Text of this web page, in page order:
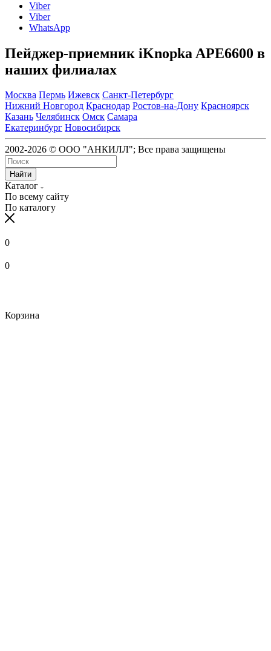
Viber
Viber
WhatsApp
Пейджер-приемник iKnopka APE6600 в
наших филиалах
Москва Пермь Ижевск Санкт-Петербург
Нижний Новгород Краснодар Ростов-на-Дону Красноярск
Казань Челябинск Омск Самара
Екатеринбург Новосибирск
2002-2026 © ООО "АНКИЛЛ"; Все права защищены
Найти
Каталог
По всему сайту
По каталогу
0
0
Корзина